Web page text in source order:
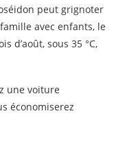
peut grignoter
avec enfants, le
d’août, sous 35 °C,
une voiture
économiserez